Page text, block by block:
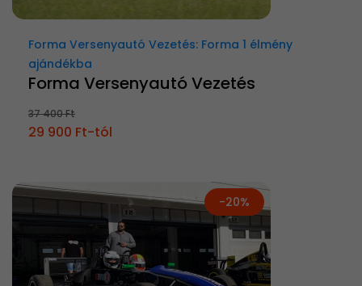
Forma Versenyautó Vezetés: Forma 1 élmény
ajándékba
Forma Versenyautó Vezetés
37 400 Ft
29 900 Ft-tól
-20%